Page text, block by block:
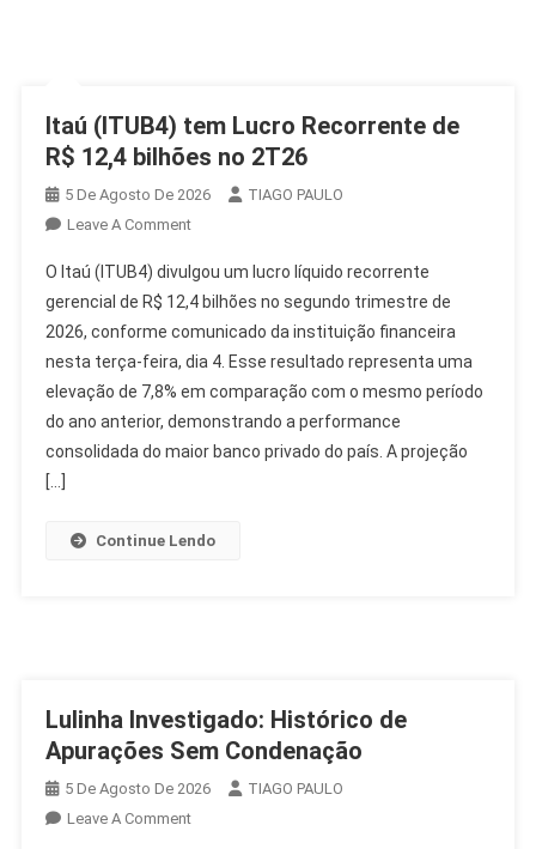
Itaú (ITUB4) tem Lucro Recorrente de
R$ 12,4 bilhões no 2T26
5 De Agosto De 2026
TIAGO PAULO
Leave A CommentOn
(ITUB4)
Tem
Lucro
Recorrente
De
R$
12,4
O Itaú (ITUB4) divulgou um lucro líquido recorrente
gerencial de R$ 12,4 bilhões no segundo trimestre de
2026, conforme comunicado da instituição financeira
nesta terça-feira, dia 4. Esse resultado representa uma
elevação de 7,8% em comparação com o mesmo período
do ano anterior, demonstrando a performance
consolidada do maior banco privado do país. A projeção
[…]
Continue Lendo
Lulinha Investigado: Histórico de
Apurações Sem Condenação
5 De Agosto De 2026
TIAGO PAULO
Leave A CommentOn